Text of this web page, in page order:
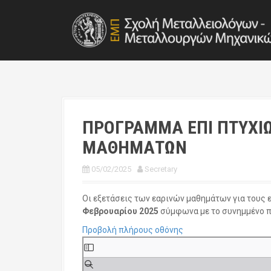
ΠΡΟΓΡΑΜΜΑ ΕΠΙ
ΜΑΘΗΜΑΤΩΝ
05/02/2025 Secretary
Οι εξετάσεις των εαρινών μαθημάτων για τους
Φεβρουαρίου 2025 σύμφωνα με το συνημμένο
Προβολή πλήρους οθόνης
S
k